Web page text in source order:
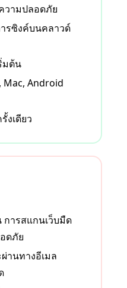
วามปลอดภัย
รซิงค์บนคลาวด์
มต้น
Mac, Android
งเดียว
ารสแกนเว็บมืด
ดภัย
านทางอีเมล